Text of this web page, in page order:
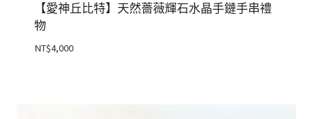
【愛神丘比特】天然薔薇輝石水晶手鏈手串禮
物
NT$4,000